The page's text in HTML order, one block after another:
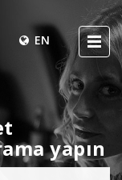
EN
yapın